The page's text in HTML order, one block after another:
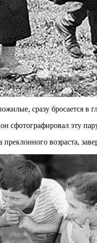
сразу бросается в
эту
возраста,